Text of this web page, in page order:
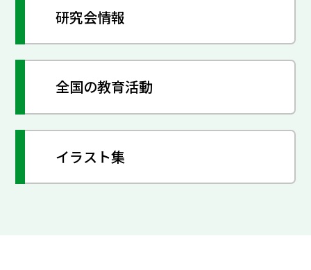
研究会情報
全国の教育活動
イラスト集